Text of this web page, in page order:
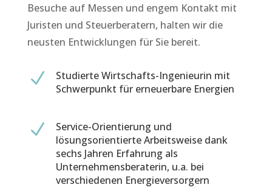
Besuche auf Messen und engem Kontakt mit
Juristen und Steuerberatern, halten wir die
neusten Entwicklungen für Sie bereit.
N
Studierte Wirtschafts-Ingenieurin mit
Schwerpunkt für erneuerbare Energien
N
Service-Orientierung und
lösungsorientierte Arbeitsweise dank
sechs Jahren Erfahrung als
Unternehmensberaterin, u.a. bei
verschiedenen Energieversorgern